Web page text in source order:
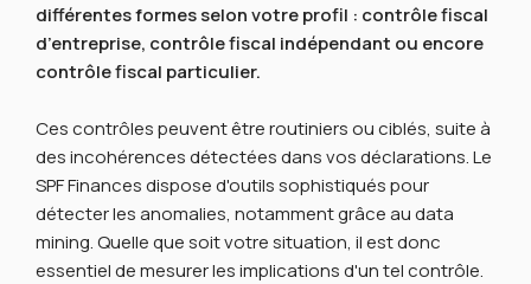
différentes formes selon votre profil : contrôle fiscal
d’entreprise, contrôle fiscal indépendant ou encore
contrôle fiscal particulier.
Ces contrôles peuvent être routiniers ou ciblés, suite à
des incohérences détectées dans vos déclarations. Le
SPF Finances dispose d'outils sophistiqués pour
détecter les anomalies, notamment grâce au data
mining. Quelle que soit votre situation, il est donc
essentiel de mesurer les implications d'un tel contrôle.